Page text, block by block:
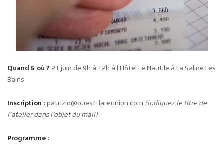
Quand & où ? 21 juin de 9h à 12h à l’Hôtel Le Nautile à La Saline Les
Bains
Inscription : patrizio@ouest-lareunion.com (indiquez le titre de
l’atelier dans l’objet du mail)
Programme :